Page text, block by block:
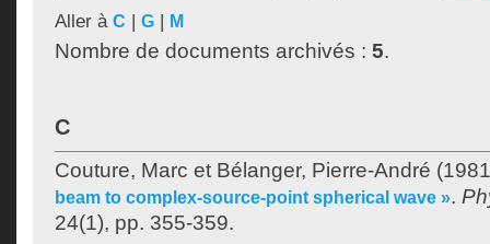
Aller à C | G | M
Nombre de documents archivés : 5.
C
Couture, Marc et Bélanger, Pierre-André
beam to complex-source-point spherical wave ».
24(1), pp. 355-359.